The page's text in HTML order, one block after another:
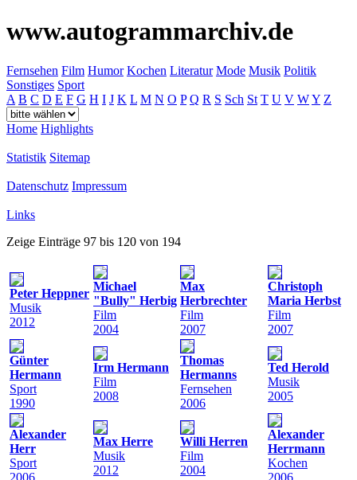
www.autogrammarchiv.de
Fernsehen Film Humor Kochen Literatur Mode Musik Politik
Sonstiges Sport
A B C D E F G H I J K L M N O P Q R S Sch St T U V WY Z
Home Highlights
Statistik Sitemap
Datenschutz Impressum
Links
Zeige Einträge 97 bis 120 von 194
Peter Heppner
Musik
2012
Michael
"Bully" Herbig
Film
2004
Max
Herbrechter
Film
2007
Christoph
Maria Herbst
Film
2007
Günter
Hermann
Sport
1990
Irm Hermann
Film
2008
Thomas
Hermanns
Fernsehen
2006
Ted Herold
Musik
2005
Alexander
Herr
Sport
2006
Max Herre
Musik
2012
Willi Herren
Film
2004
Alexander
Herrmann
Kochen
2006